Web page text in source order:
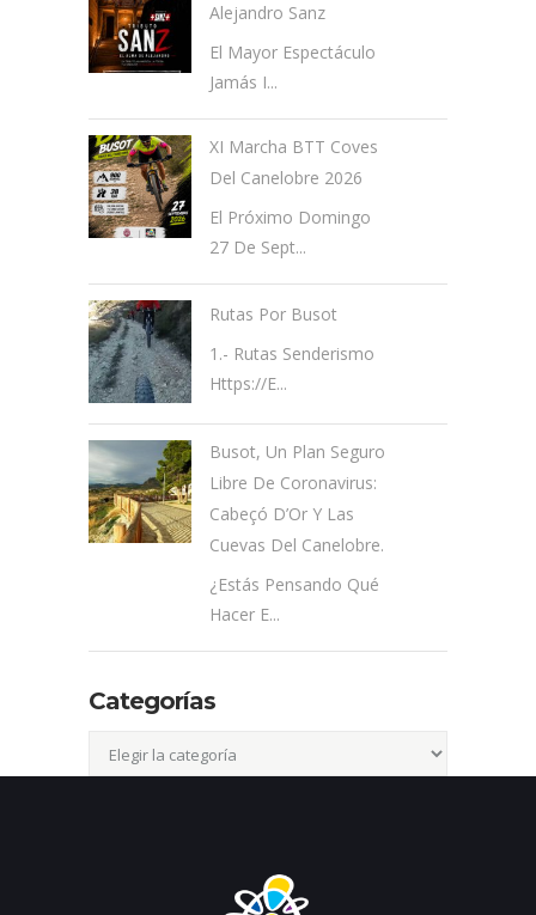
Alejandro Sanz
El Mayor Espectáculo
Jamás I...
XI Marcha BTT Coves
Del Canelobre 2026
El Próximo Domingo
27 De Sept...
Rutas Por Busot
1.- Rutas Senderismo
Https://e...
Busot, Un Plan Seguro
Libre De Coronavirus:
Cabeçó D’Or Y Las
Cuevas Del Canelobre.
¿Estás Pensando Qué
Hacer E...
Categorías
Categorías